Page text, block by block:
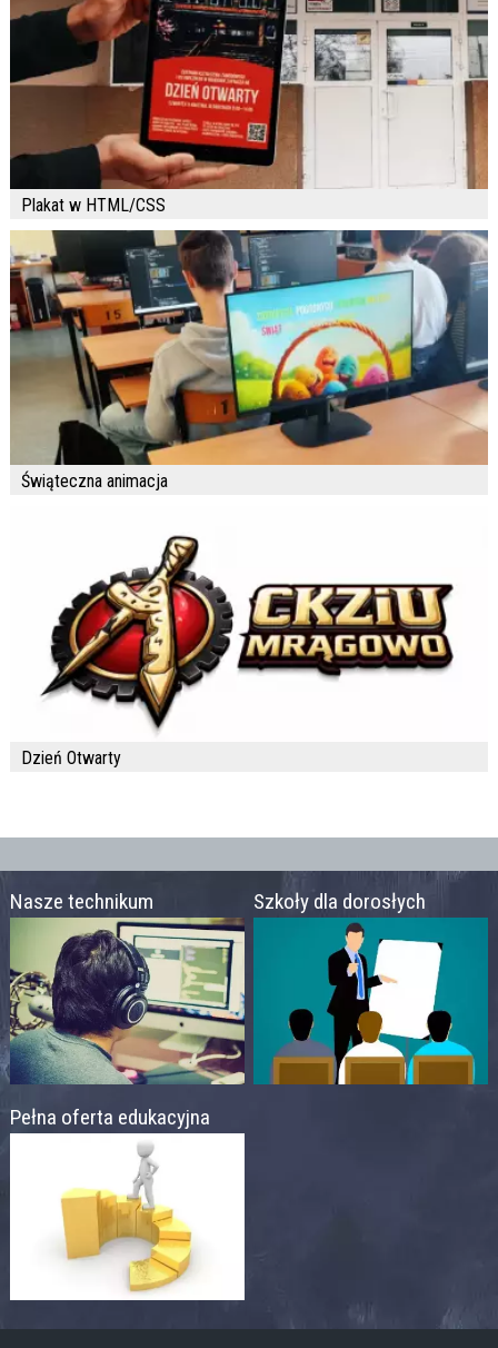
Plakat w HTML/CSS
Świąteczna animacja
Dzień Otwarty
Nasze technikum Szkoły dla dorosłych
Pełna oferta edukacyjna